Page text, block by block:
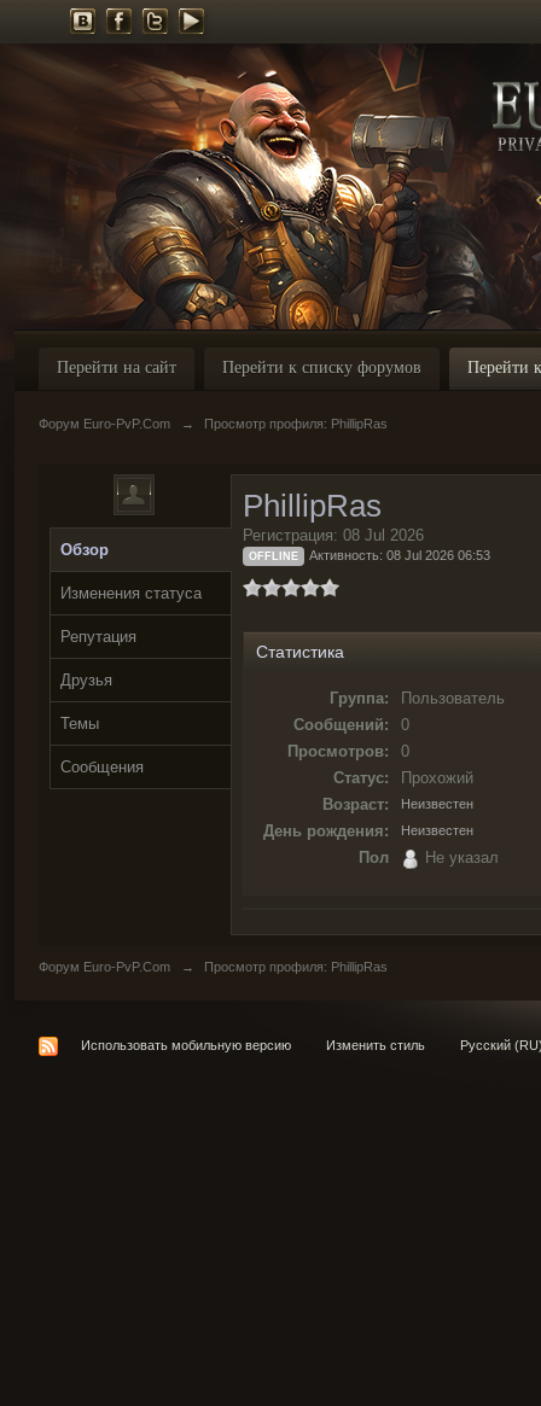
Перейти на сайт Перейти к списку форумов Перейти
Форум Euro-PvP.Com → Просмотр профиля: PhillipRas
Обзор
Изменения статуса
Репутация
Друзья
Темы
Сообщения
PhillipRas
Регистрация: 08 Jul 2026
OFFLINE Активность: 08 Jul 2026 06:53
Статистика
Группа:
Пользователь
Сообщений:
0
Просмотров:
0
Статус:
Прохожий
Возраст:
Неизвестен
День рождения: Неизвестен
Пол Не указал
Форум Euro-PvP.Com → Просмотр профиля: PhillipRas
Использовать мобильную версию Изменить стиль Русский